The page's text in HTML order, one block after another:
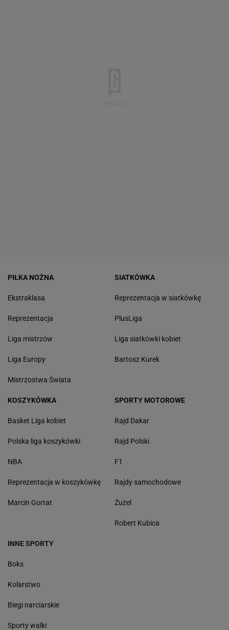
PIŁKA NOŻNA
Ekstraklasa
Reprezentacja
Liga mistrzów
Liga Europy
Mistrzostwa Świata
SIATKÓWKA
Reprezentacja w siatkówkę
PlusLiga
Liga siatkówki kobiet
Bartosz Kurek
KOSZYKÓWKA
Basket Liga kobiet
Polska liga koszykówki
NBA
Reprezentacja w koszykówkę
Marcin Gortat
SPORTY MOTOROWE
Rajd Dakar
Rajd Polski
F1
Rajdy samochodowe
Żużel
Robert Kubica
INNE SPORTY
Boks
Kolarstwo
Biegi narciarskie
Sporty walki